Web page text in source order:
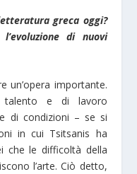
greca oggi?
di nuovi
un’opera importante.
talento e di lavoro
di condizioni – se si
in cui Tsitsanis ha
che le difficoltà della
l’arte. Ciò detto,